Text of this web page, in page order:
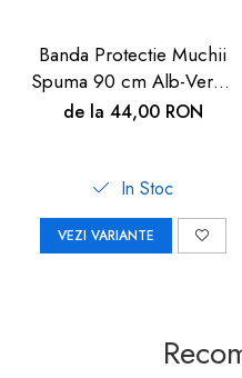
Banda Protectie Muchii
Spuma 90 cm Alb-Verde
| Carboysafety
de la 44,00 RON
In Stoc
VEZI VARIANTE